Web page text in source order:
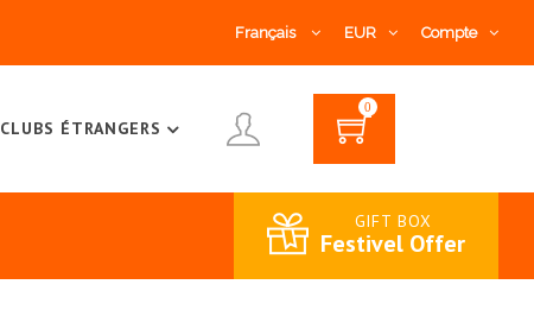
Français EUR Compte
CLUBS ÉTRANGERS
0
GIFT BOX
Festivel Offer